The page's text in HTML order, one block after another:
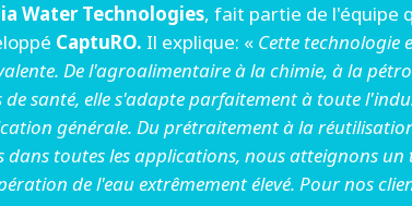
Water Technologies, fait partie de l'équipe
CaptuRO. Il explique: « Cette technologie
De l'agroalimentaire à la chimie, à la
de santé, elle s'adapte parfaitement à toute
générale. Du prétraitement à la
dans toutes les applications, nous atteignons un
de l'eau extrêmement élevé. Pour nos